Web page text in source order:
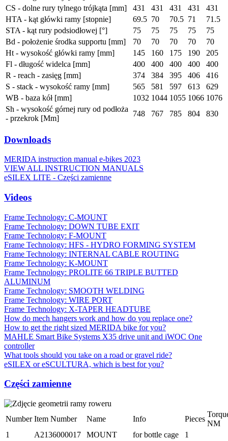
CS - dolne rury tylnego trójkąta [mm]
431 431 431 431
431
HTA - kąt główki ramy [stopnie]
69.5 70 70.5 71
71.5
STA - kąt rury podsiodłowej [°]
75 75 75 75
75
Bd - położenie środka supportu [mm]
70 70 70 70
70
Ht - wysokość główki ramy [mm]
145 160 175 190
205
Fl - długość widelca [mm]
400 400 400 400
400
R - reach - zasięg [mm]
374 384 395 406
416
S - stack - wysokość ramy [mm]
565 581 597 613
629
WB - baza kół [mm]
1032 1044 1055 1066 1076
Sh - wysokość górnej rury od podłoża
- przekrok [Mm]
748 767 785 804 830
Downloads
MERIDA instruction manual e-bikes 2023
VIEW ALL INSTRUCTION MANUALS
eSILEX LITE - Części zamienne
Videos
Frame Technology: C-MOUNT
Frame Technology: DOWN TUBE EXIT
Frame Technology: F-MOUNT
Frame Technology: HFS - HYDRO FORMING SYSTEM
Frame Technology: INTERNAL CABLE ROUTING
Frame Technology: K-MOUNT
Frame Technology: PROLITE 66 TRIPLE BUTTED
ALUMINUM
Frame Technology: SMOOTH WELDING
Frame Technology: WIRE PORT
Frame Technology: X-TAPER HEADTUBE
How do mech hangers work and how do you replace one?
How to get the right sized MERIDA bike for you?
MAHLE Smart Bike Systems X35 drive unit and iWOC One
controller
What tools should you take on a road or gravel ride?
eSILEX or eSCULTURA, which is best for you?
Części zamienne
Number Item Number Name Info Pieces
NM
1
A2136000017 MOUNT for bottle cage
1